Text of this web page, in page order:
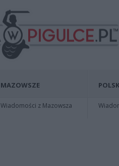
MAZOWSZE
Wiadomości z Mazowsza